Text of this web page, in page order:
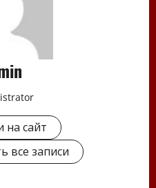
на сайт
все записи